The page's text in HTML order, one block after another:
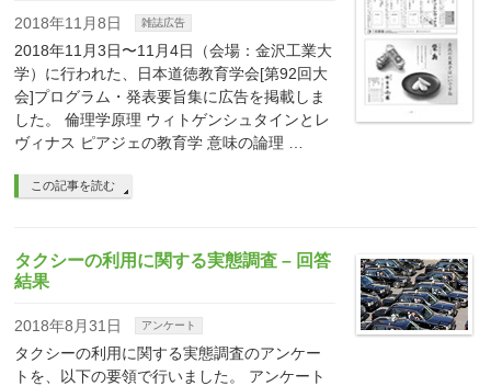
2018年11月8日 雑誌広告
2018年11月3日〜11月4日（会場：金沢工業大
学）に行われた、日本道徳教育学会[第92回大
会]プログラム・発表要旨集に広告を掲載しま
した。 倫理学原理 ウィトゲンシュタインとレ
ヴィナス ピアジェの教育学 意味の論理 …
この記事を読む
タクシーの利用に関する実態調査 – 回答
結果
2018年8月31日 アンケート
タクシーの利用に関する実態調査のアンケー
トを、以下の要領で行いました。 アンケート